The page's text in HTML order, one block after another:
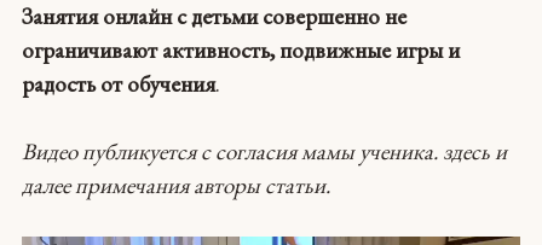
Занятия онлайн с детьми совершенно не
ограничивают активность, подвижные игры и
радость от обучения.
Видео публикуется с согласия мамы ученика. здесь и
далее примечания авторы статьи.